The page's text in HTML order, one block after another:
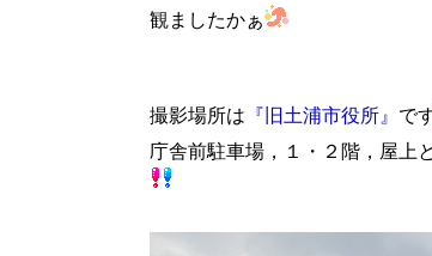
観ましたかぁ
撮影場所は 『旧土浦市役所』 で
庁舎前駐車場，１・２階，屋上